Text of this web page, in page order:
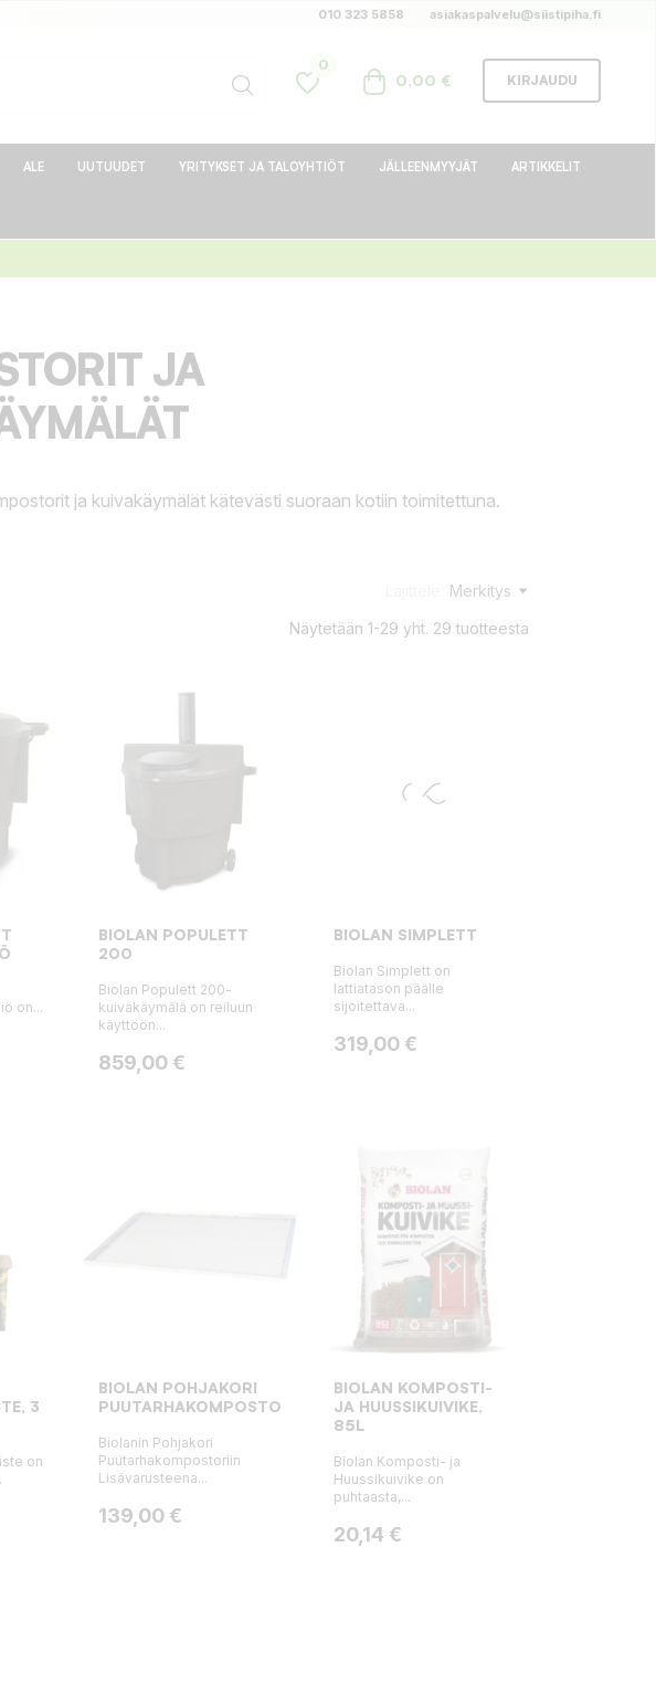
010 323 5858 asiakaspalvelu@siistipiha.fi
0
0,00 € KIRJAUDU
ALE UUTUUDET YRITYKSET JA TALOYHTIÖT JÄLLEENMYYJÄT ARTIKKELIT
JA
ja kuivakäymälät kätevästi suoraan kotiin toimitettuna.
Merkitys
Näytetään 1-29 yht. 29 tuotteesta
on...
BIOLAN POPULETT
200
Biolan Populett 200-
kuivakäymälä on reiluun
käyttöön...
Hinta
859,00 €
BIOLAN SIMPLETT
Biolan Simplett on
lattiatason päälle
sijoitettava...
Hinta
319,00 €
3
on
BIOLAN POHJAKORI
PUUTARHAKOMPOSTORIIN
Biolanin Pohjakori
Puutarhakompostoriin
Lisävarusteena...
Hinta
139,00 €
BIOLAN KOMPOSTI-
JA HUUSSIKUIVIKE,
85L
Biolan Komposti- ja
Huussikuivike on
puhtaasta,...
Hinta
20,14 €